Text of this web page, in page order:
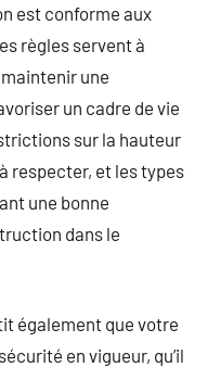
est conforme aux
règles servent à
une
un cadre de vie
sur la hauteur
respecter, et les types
une bonne
dans le
également que votre
en vigueur, qu’il